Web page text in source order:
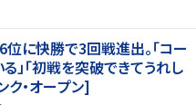
に快勝で3回戦進出。「コー
」「初戦を突破できてうれし
ク・オープン]